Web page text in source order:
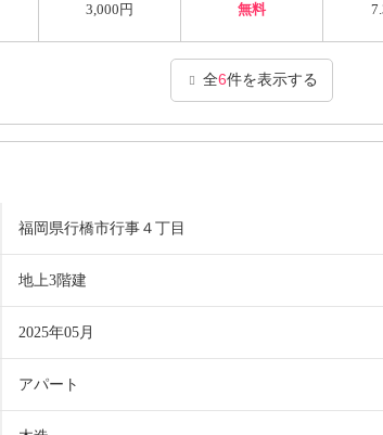
3,000円 無料
全6件を表示する
福岡県行橋市行事４丁目
地上3階建
2025年05月
アパート